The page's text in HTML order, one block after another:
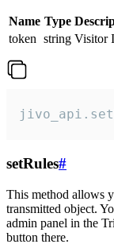
Name Type
token string Visitor
setRules#
This method allows
transmitted object.
admin panel in the
button there.